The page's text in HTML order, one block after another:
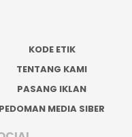
KODE ETIK
TENTANG KAMI
PASANG IKLAN
PEDOMAN MEDIA SIBER